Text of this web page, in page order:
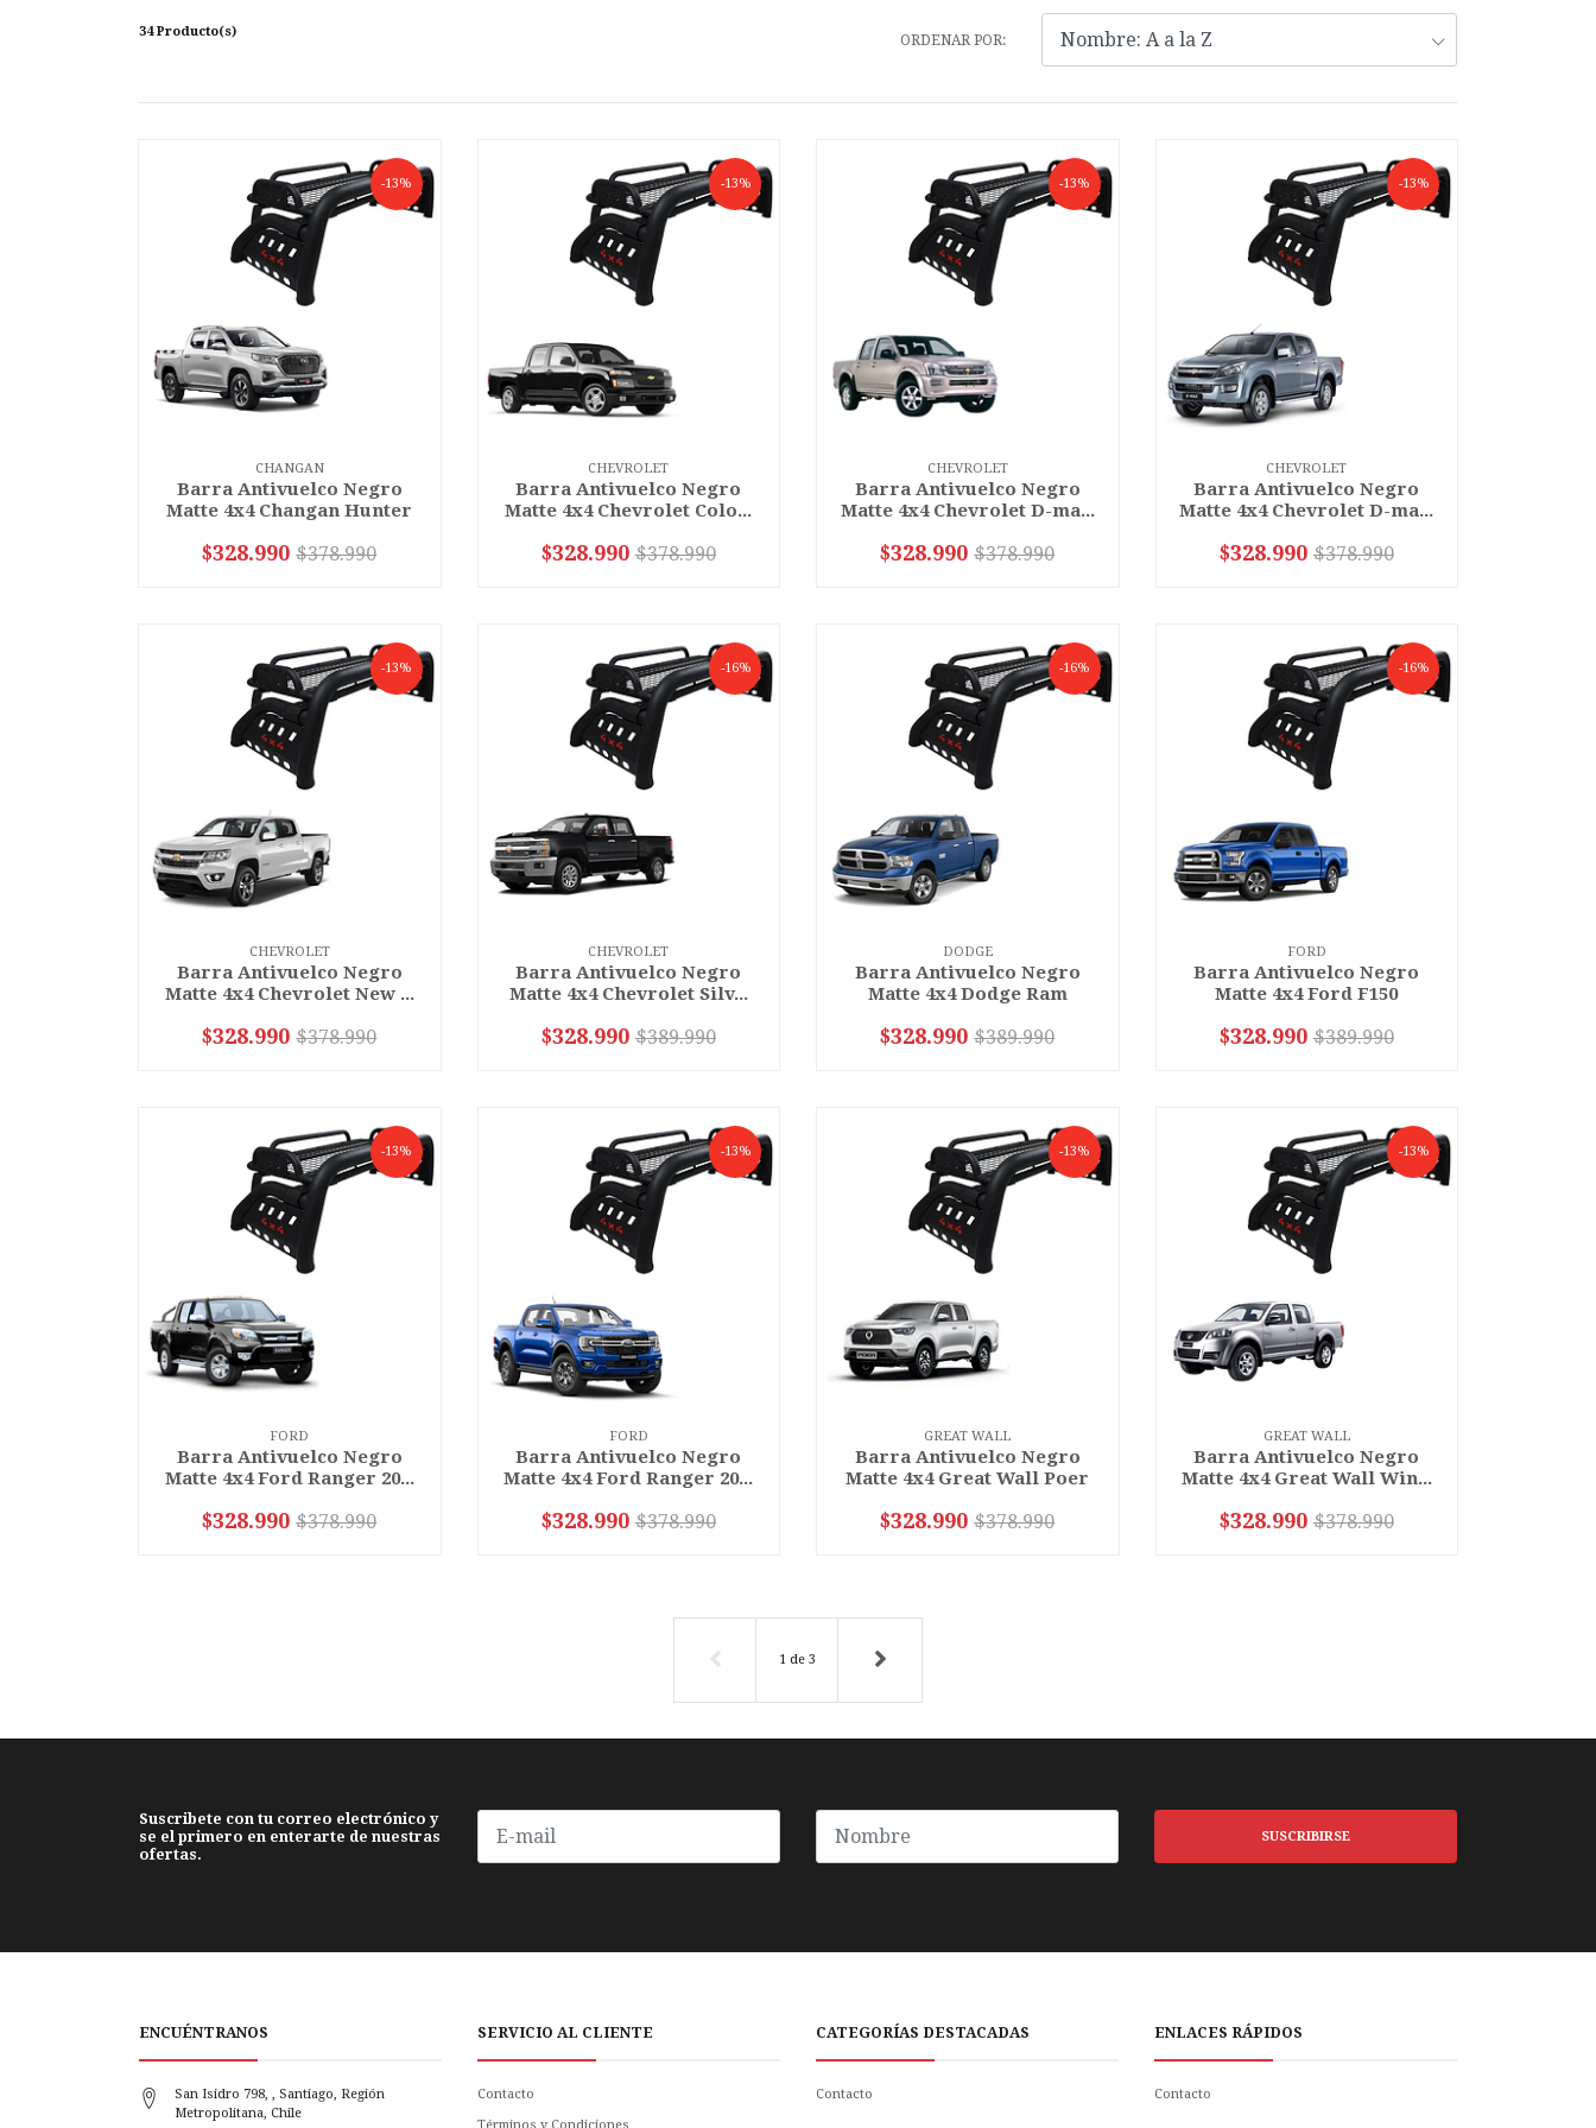
34 Producto(s) ORDENAR POR:
-13%
CHANGAN
Barra Antivuelco Negro
Matte 4x4 Changan Hunter
+
$328.990 $378.990
-13%
CHEVROLET
Barra Antivuelco Negro
Matte 4x4 Chevrolet Colo...
+
$328.990 $378.990
-13%
CHEVROLET
Barra Antivuelco Negro
Matte 4x4 Chevrolet D-ma...
+
$328.990 $378.990
-13%
CHEVROLET
Barra Antivuelco Negro
Matte 4x4 Chevrolet D-ma...
+
$328.990 $378.990
-13%
CHEVROLET
Barra Antivuelco Negro
Matte 4x4 Chevrolet New ...
+
$328.990 $378.990
-16%
CHEVROLET
Barra Antivuelco Negro
Matte 4x4 Chevrolet Silv...
+
$328.990 $389.990
-16%
DODGE
Barra Antivuelco Negro
Matte 4x4 Dodge Ram
+
$328.990 $389.990
-16%
FORD
Barra Antivuelco Negro
Matte 4x4 Ford F150
+
$328.990 $389.990
-13%
FORD
Barra Antivuelco Negro
Matte 4x4 Ford Ranger 20...
+
$328.990 $378.990
-13%
FORD
Barra Antivuelco Negro
Matte 4x4 Ford Ranger 20...
+
$328.990 $378.990
-13%
GREAT WALL
Barra Antivuelco Negro
Matte 4x4 Great Wall Poer
+
$328.990 $378.990
-13%
GREAT WALL
Barra Antivuelco Negro
Matte 4x4 Great Wall Win...
+
$328.990 $378.990
1 de 3
Suscribete con tu correo electrónico y
se el primero en enterarte de nuestras
ofertas.
SUSCRIBIRSE
ENCUÉNTRANOS
San Isidro 798, , Santiago, Región
Metropolitana, Chile
SERVICIO AL CLIENTE
Contacto
Términos y Condiciones
CATEGORÍAS DESTACADAS
Contacto
ENLACES RÁPIDOS
Contacto